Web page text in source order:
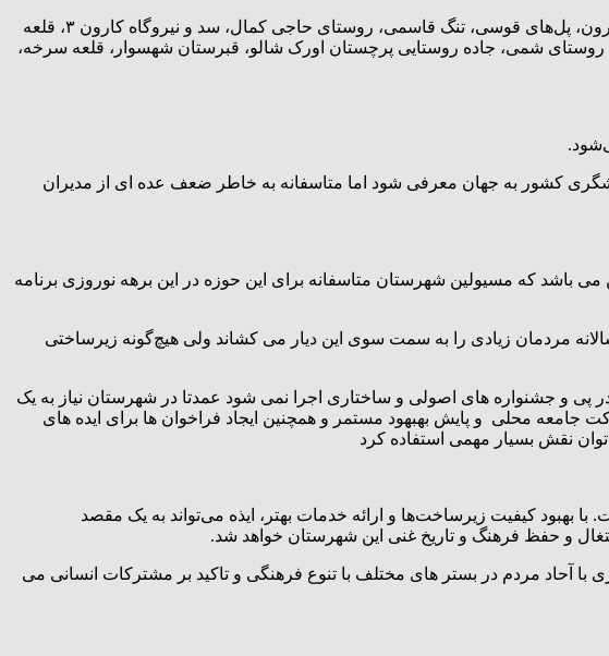
دست سوسن، کُهشور، جنگل‌های بلوط، تالاب‌های بندان و میانگران، آبشار و روستای شیوند، زراس، گلزار، مرغاب، رود کارون، پل‌های قوسی، تنگ قاسمی، روستای حاجی کمال، سد و نیروگاه کارون ۳، قلعه
روستای شمی، جاده روستایی پرچستان اورک شالو، قبرستان شهسوار، قلعه سرخه،
کشور به جهان معرفی شود اما متاسفانه به خاطر ضعف عده ای از مدیران
که مسیولین شهرستان متاسفانه برای این حوزه در این برهه نوروزی برنامه
مردمان زیادی را به سمت سوی این دیار می کشاند ولی هیچ‌گونه زیرساختی
پی و جشنواره های اصولی و ساختاری اجرا نمی شود عمدتا در شهرستان نیاز به یک
محلی و پایش بهبهود مستمر و همچنین ایجاد فراخوان ها برای ایده های
نقش بسیار مهمی استفاده کرد
کیفیت زیرساخت‌ها و ارائه خدمات بهتر، ایذه می‌تواند به یک مقصد
و حفظ فرهنگ و تاریخ غنی این شهرستان خواهد شد.
آحاد مردم در بستر های مختلف با تنوع فرهنگی و تاکید بر مشترکات انسانی می